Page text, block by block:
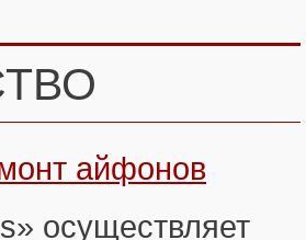
айфонов
осуществляет